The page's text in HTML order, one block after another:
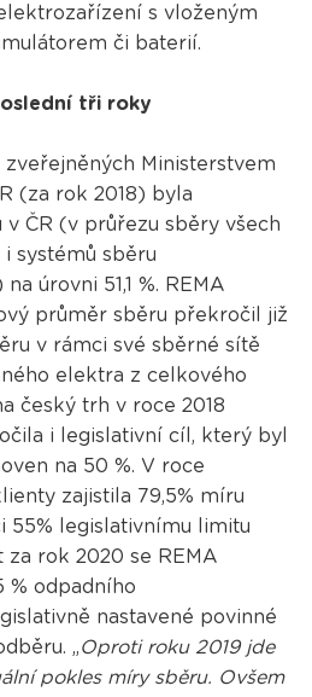
s vloženým
či baterií.
tři roky
Ministerstvem
(za rok 2018) byla
ČR (v průřezu sběry všech
systémů sběru
úrovni 51,1 %. REMA
průměr sběru překročil již
v rámci své sběrné sítě
elektra z celkového
český trh v roce 2018
i legislativní cíl, který byl
na 50 %. V roce
zajistila 79,5% míru
55% legislativnímu limitu
rok 2020 se REMA
% odpadního
nastavené povinné
„Oproti roku 2019 jde
pokles míry sběru. Ovšem